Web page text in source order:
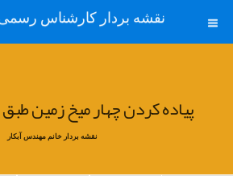
نقشه بردار کارشناس رسمی
پیاده کردن چهار میخ زمین
نقشه بردار خانم مهندس آبکار